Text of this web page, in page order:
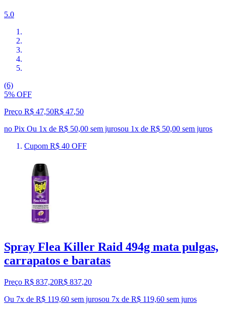
5.0
(6)
5% OFF
Preço R$ 47,50R$ 47,50
no Pix Ou 1x de R$ 50,00 sem jurosou 1x de R$ 50,00 sem juros
Cupom R$ 40 OFF
Spray Flea Killer Raid 494g mata pulgas,
carrapatos e baratas
Preço R$ 837,20R$ 837,20
Ou 7x de R$ 119,60 sem jurosou 7x de R$ 119,60 sem juros